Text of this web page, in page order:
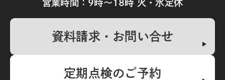
営業時間：9時～18時 火・水定休
資料請求・お問い合せ
定期点検のご予約